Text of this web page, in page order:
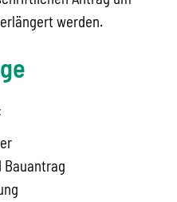
werden.
Bauantrag